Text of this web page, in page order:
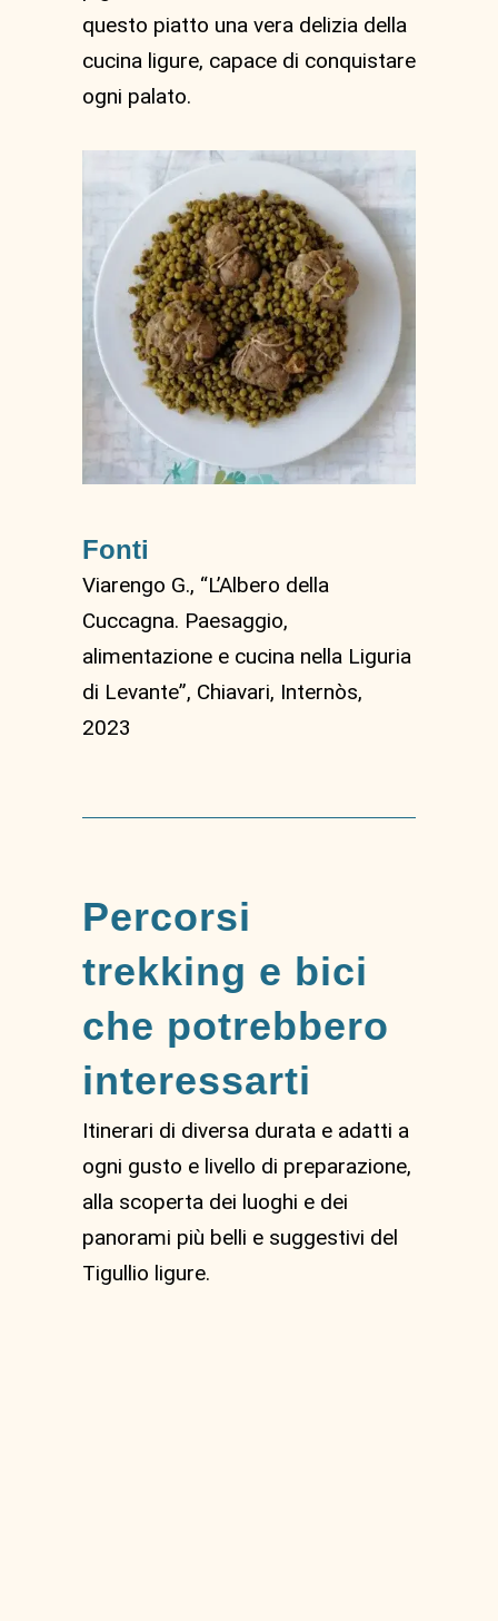
questo piatto una vera delizia della
cucina ligure, capace di conquistare
ogni palato.
Fonti
Viarengo G., “L’Albero della
Cuccagna. Paesaggio,
alimentazione e cucina nella Liguria
di Levante”, Chiavari, Internòs,
2023
Percorsi
trekking e bici
che potrebbero
interessarti
Itinerari di diversa durata e adatti a
ogni gusto e livello di preparazione,
alla scoperta dei luoghi e dei
panorami più belli e suggestivi del
Tigullio ligure.